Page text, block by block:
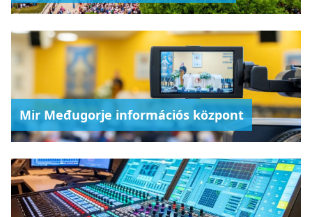
Mir Međugorje információs központ